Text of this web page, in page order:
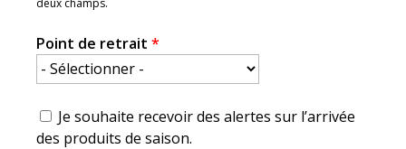
Point de retrait *
Je souhaite recevoir des alertes sur l’arrivée
des produits de saison.